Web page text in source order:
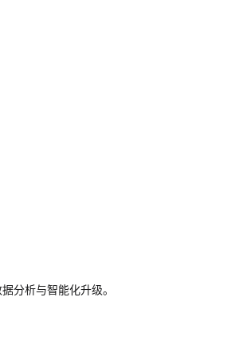
分析与智能化升级。